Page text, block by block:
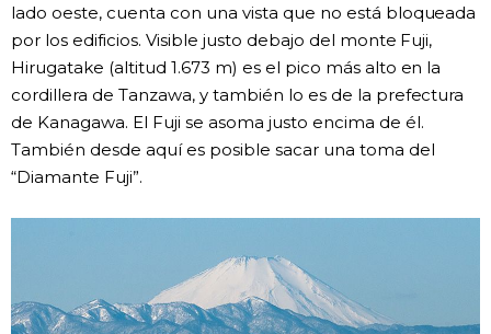
lado oeste, cuenta con una vista que no está bloqueada
por los edificios. Visible justo debajo del monte Fuji,
Hirugatake (altitud 1.673 m) es el pico más alto en la
cordillera de Tanzawa, y también lo es de la prefectura
de Kanagawa. El Fuji se asoma justo encima de él.
También desde aquí es posible sacar una toma del
“Diamante Fuji”.